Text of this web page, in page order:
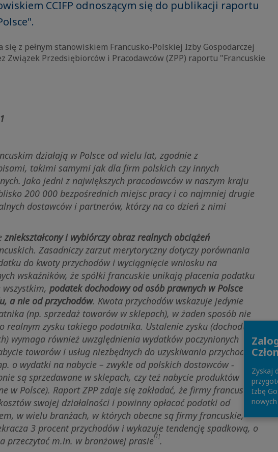
CCIFP odnoszącym się do publikacji raportu
się z pełnym stanowiskiem Francusko-Polskiej Izby Gospodarczej
Związek Przedsiębiorców i Pracodawców (ZPP) raportu "Francuskie
działają w Polsce od wielu lat, zgodnie z
takimi samymi jak dla firm polskich czy innych
Jako jedni z największych pracodawców w naszym kraju
200 000 bezpośrednich miejsc pracy i co najmniej drugie
dostawców i partnerów, którzy na co dzień z nimi
zniekształcony i wybiórczy obraz realnych obciążeń
Zasadniczy zarzut merytoryczny dotyczy porównania
do kwoty przychodów i wyciągnięcie wniosku na
wskaźników, że spółki francuskie unikają płacenia podatku
wszystkim, podatek dochodowy od osób prawnych w Polsce
a nie od przychodów. Kwota przychodów wskazuje jedynie
(np. sprzedaż towarów w sklepach), w żaden sposób nie
realnym zysku takiego podatnika. Ustalenie zysku (dochodu
wymaga również uwzględnienia wydatków poczynionych
towarów i usług niezbędnych do uzyskiwania przychodów
o wydatki na nabycie – zwykle od polskich dostawców -
są sprzedawane w sklepach, czy też nabycie produktów
w Polsce). Raport ZPP zdaje się zakładać, że firmy francuskie
swojej działalności i powinny opłacać podatki od
w wielu branżach, w których obecne są firmy francuskie,
3 procent przychodów i wykazuje tendencję spadkową, o
przeczytać m.in. w branżowej prasie[1].
Zyskaj
Izbę